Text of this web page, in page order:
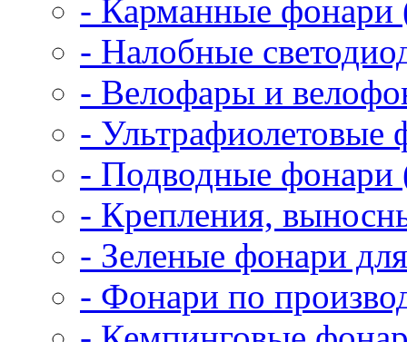
- Карманные фонари
- Налобные
- Велофары и
- Ультрафиолетовые
- Подводные фонари
- Крепления,
- Зеленые фонари
- Фонари по